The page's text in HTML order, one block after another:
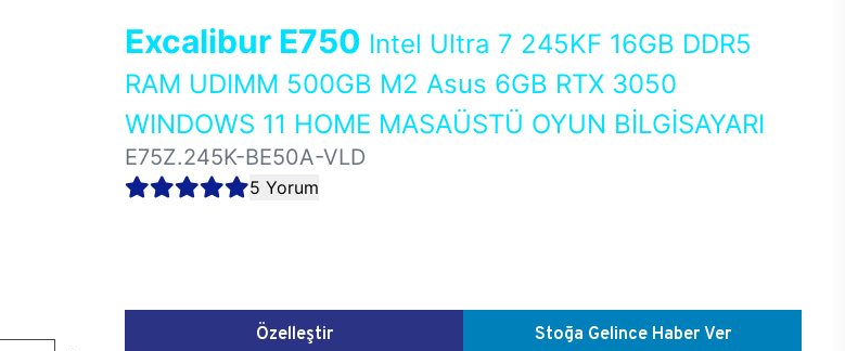
Excalibur E750 Intel Ultra 7 245KF 16GB DDR5
RAM UDIMM 500GB M2 Asus 6GB RTX 3050
WINDOWS 11 HOME MASAÜSTÜ OYUN BİLGİSAYARI
E75Z.245K-BE50A-VLD
5 Yorum
Özelleştir Stoğa Gelince Haber Ver